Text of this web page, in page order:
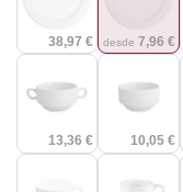
38,97 € desde 7,96 €
13,36 € 10,05 €